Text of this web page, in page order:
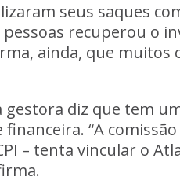
seus saques
pessoas recuperou o
ainda, que
diz que tem
“A
– tenta vincular o